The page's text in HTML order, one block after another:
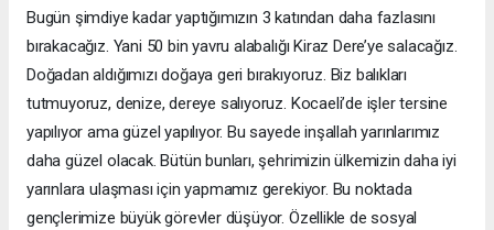
Bugün şimdiye kadar yaptığımızın 3 katından daha fazlasını
bırakacağız. Yani 50 bin yavru alabalığı Kiraz Dere’ye salacağız.
Doğadan aldığımızı doğaya geri bırakıyoruz. Biz balıkları
tutmuyoruz, denize, dereye salıyoruz. Kocaeli’de işler tersine
yapılıyor ama güzel yapılıyor. Bu sayede inşallah yarınlarımız
daha güzel olacak. Bütün bunları, şehrimizin ülkemizin daha iyi
yarınlara ulaşması için yapmamız gerekiyor. Bu noktada
gençlerimize büyük görevler düşüyor. Özellikle de sosyal